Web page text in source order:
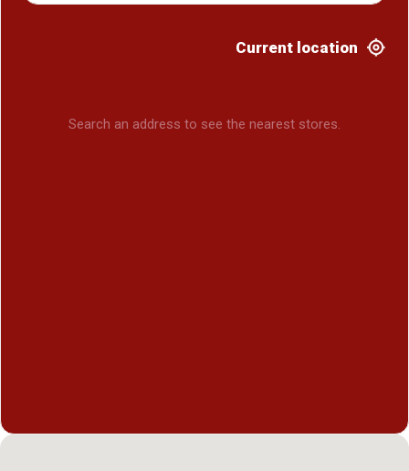
Current location
Search an address to see the nearest stores.